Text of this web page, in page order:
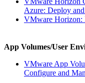
Azure: Deploy
VMware Horizon:
App Volumes/User
VMware App
Configure and